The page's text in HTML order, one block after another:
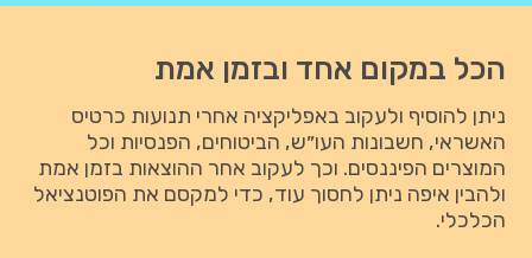
הכל במקום אחד ובזמן אמת
ניתן להוסיף ולעקוב באפליקציה אחרי תנועות כרטיס
האשראי, חשבונות העו״ש, הביטוחים, הפנסיות וכל
המוצרים הפיננסים. וכך לעקוב אחר ההוצאות בזמן אמת
ולהבין איפה ניתן לחסוך עוד, כדי למקסם את הפוטנציאל
הכלכלי.